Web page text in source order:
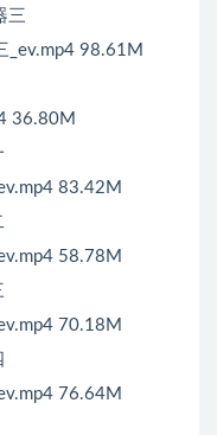
三
_ev.mp4 98.61M
36.80M
83.42M
58.78M
70.18M
76.64M